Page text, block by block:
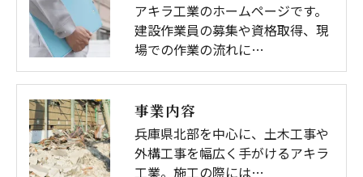
アキラ工業のホームページです。
建設作業員の募集や資格取得、現
場での作業の流れに…
事業内容
兵庫県北部を中心に、土木工事や
外構工事を幅広く手がけるアキラ
工業。施工の際には…